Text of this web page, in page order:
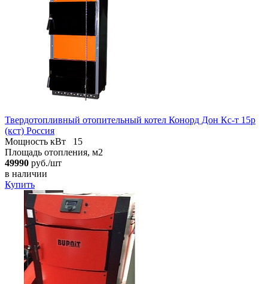
Твердотопливный отопительный котел Конорд Дон Кс-т 15р
(кст) Россия
Мощность кВт
15
Площадь отопления, м2
49990 руб./шт
в наличии
Купить